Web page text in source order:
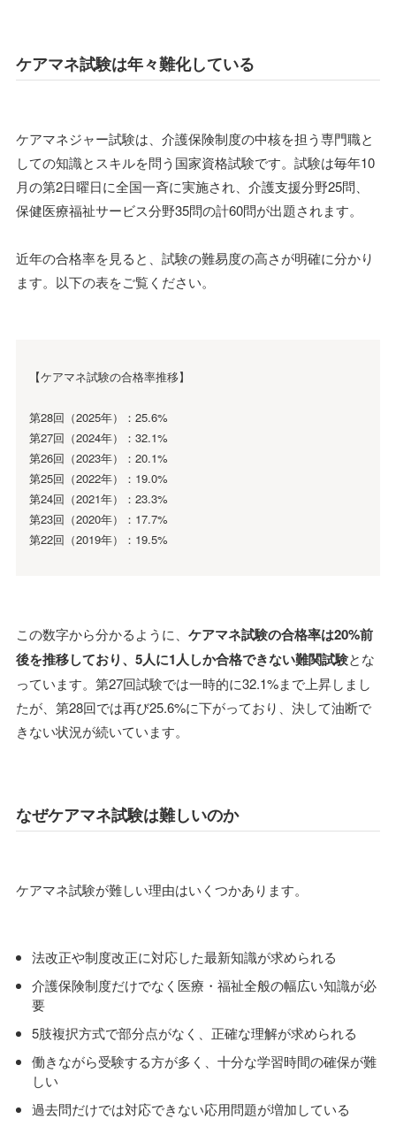
ケアマネ試験は年々難化している
ケアマネジャー試験は、介護保険制度の中核を担う専門職と
しての知識とスキルを問う国家資格試験です。試験は毎年10
月の第2日曜日に全国一斉に実施され、介護支援分野25問、
保健医療福祉サービス分野35問の計60問が出題されます。
近年の合格率を見ると、試験の難易度の高さが明確に分かり
ます。以下の表をご覧ください。
【ケアマネ試験の合格率推移】
第28回（2025年）：25.6%
第27回（2024年）：32.1%
第26回（2023年）：20.1%
第25回（2022年）：19.0%
第24回（2021年）：23.3%
第23回（2020年）：17.7%
第22回（2019年）：19.5%
この数字から分かるように、 ケアマネ試験の合格率は20%前
後を推移しており、5人に1人しか合格できない難関試験とな
っています。第27回試験では一時的に32.1%まで上昇しまし
たが、第28回では再び25.6%に下がっており、決して油断で
きない状況が続いています。
なぜケアマネ試験は難しいのか
ケアマネ試験が難しい理由はいくつかあります。
法改正や制度改正に対応した最新知識が求められる
介護保険制度だけでなく医療・福祉全般の幅広い知識が必
要
5肢複択方式で部分点がなく、正確な理解が求められる
働きながら受験する方が多く、十分な学習時間の確保が難
しい
過去問だけでは対応できない応用問題が増加している